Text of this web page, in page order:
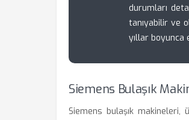
durumları
tanıyabilir ve
yıllar
Siemens Bulaşık
Siemens bulaşık